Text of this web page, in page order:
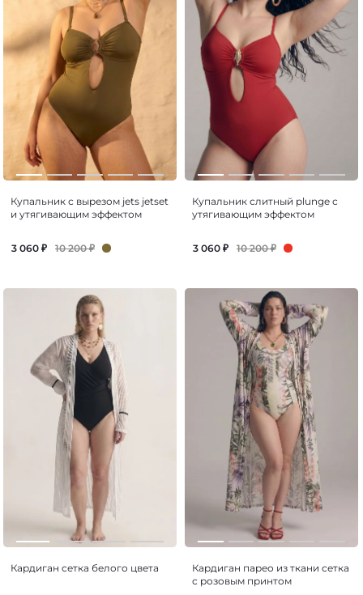
Купальник с вырезом jets jetset
и утягивающим эффектом
3 060 ₽ 10 200₽
Купальник слитный plunge с
утягивающим эффектом
3 060 ₽ 10 200₽
Кардиган сетка белого цвета
Кардиган парео из ткани сетка
с розовым принтом